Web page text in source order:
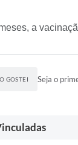
a
GOSTEI Seja o